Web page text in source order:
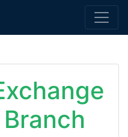
Branch